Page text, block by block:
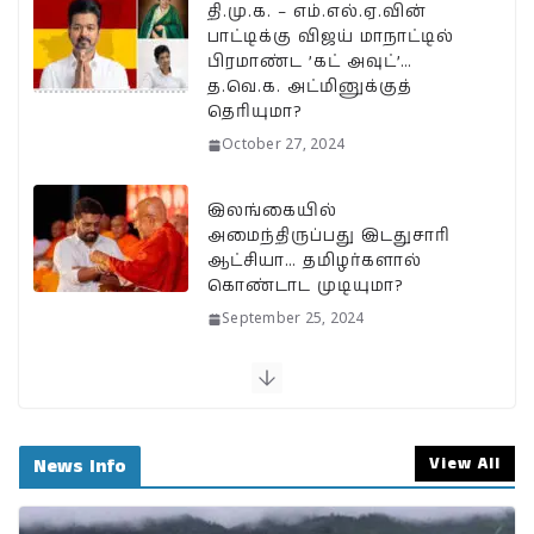
k
தி.மு.க. – எம்.எல்.ஏ.வின்
பாட்டிக்கு விஜய் மாநாட்டில்
பிரமாண்ட ’கட் அவுட்’…
த.வெ.க. அட்மினுக்குத்
தெரியுமா?
October 27, 2024
இலங்கையில்
அமைந்திருப்பது இடதுசாரி
ஆட்சியா… தமிழர்களால்
கொண்டாட முடியுமா?
September 25, 2024
பேரழிவின் வடுவாக வயநாடு:
News Info View All